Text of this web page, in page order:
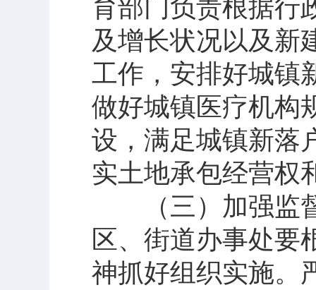
育部门负责根据行
及增长状况以及新
工作，安排好城镇
做好城镇医疗机构
设，满足城镇新落
实土地承包经营权
（三）加强监督
区、街道办事处要
神抓好组织实施。